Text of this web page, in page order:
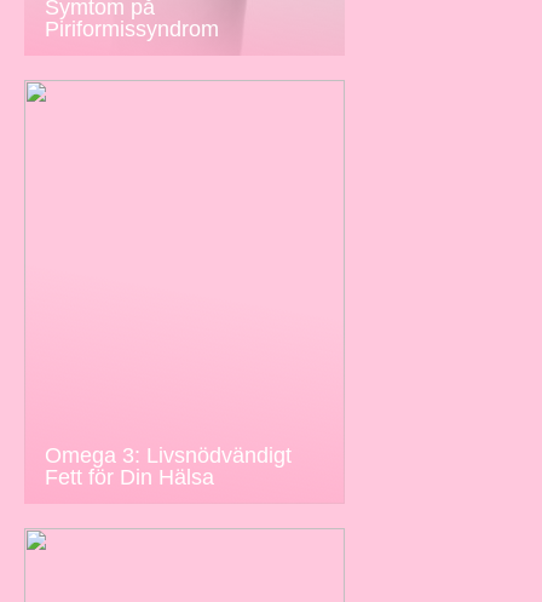
Symtom på
Piriformissyndrom
Omega 3: Livsnödvändigt
Fett för Din Hälsa